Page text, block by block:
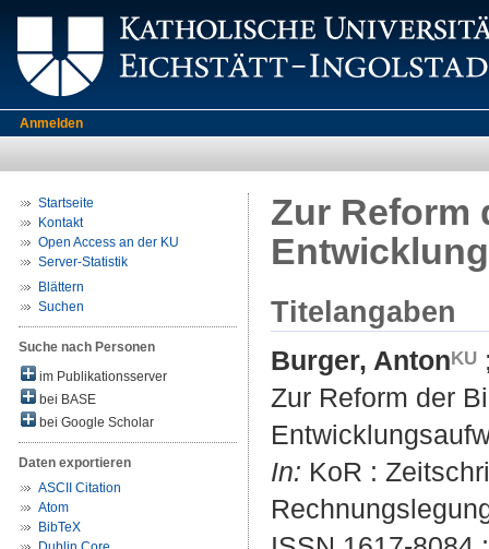
Anmelden
Startseite
Kontakt
Open Access an der KU
Server-Statistik
Blättern
Suchen
Suche nach Personen
im Publikationsserver
bei BASE
bei Google Scholar
Daten exportieren
ASCII Citation
Atom
BibTeX
Zur Reform
Titelangaben
Burger, Anton
Zur Reform der
In: KoR :